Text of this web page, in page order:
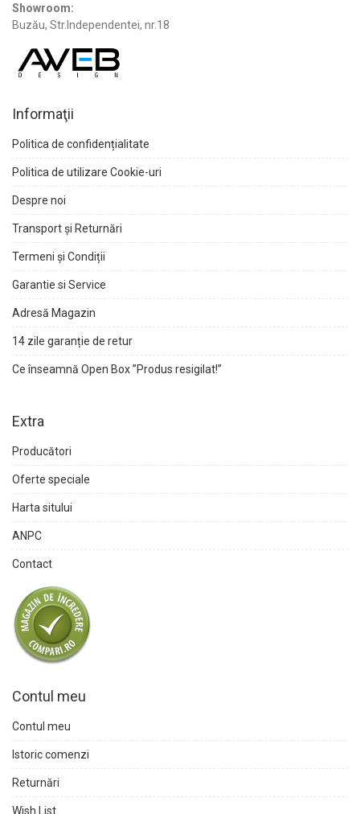
Showroom:
Buzău, Str.Independentei, nr.18
Informaţii
Politica de confidențialitate
Politica de utilizare Cookie-uri
Despre noi
Transport și Returnări
Termeni și Condiții
Garantie si Service
Adresă Magazin
14 zile garanție de retur
Ce înseamnă Open Box ”Produs resigilat!”
Extra
Producători
Oferte speciale
Harta sitului
ANPC
Contact
Contul meu
Contul meu
Istoric comenzi
Returnări
Wish List